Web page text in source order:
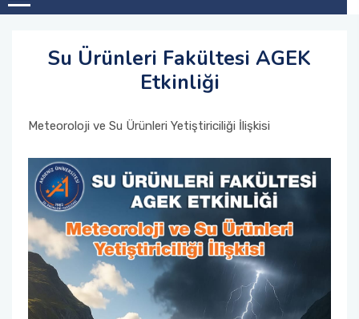
Su Ürünleri Fakültesi AGEK
Etkinliği
Meteoroloji ve Su Ürünleri Yetiştiriciliği İlişkisi
Akdeniz Üniversitesi Araştırma Geliştirme
AGEK Rapor Şablonu